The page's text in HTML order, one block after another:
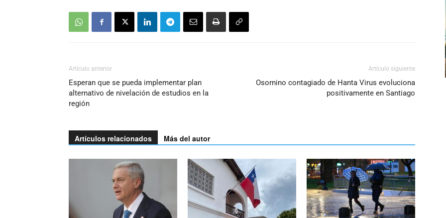
Artículo anterior
Esperan que se pueda implementar plan
alternativo de nivelación de estudios en la
región
Artículo siguiente
Osornino contagiado de Hanta Virus evoluciona
positivamente en Santiago
Artículos relacionados Más del autor